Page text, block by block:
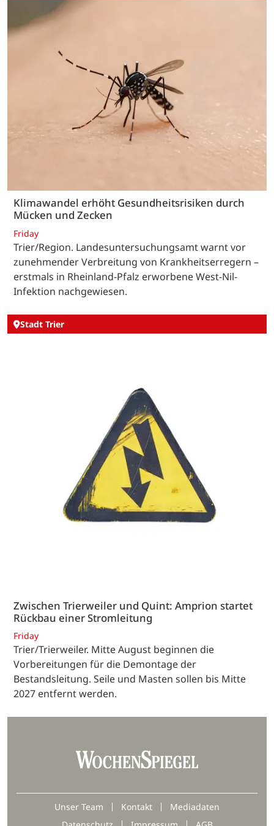
Klimawandel erhöht Gesundheitsrisiken durch
Mücken und Zecken
Friday
Trier/Region. Landesuntersuchungsamt warnt vor
zunehmender Verbreitung von Krankheitserregern –
erstmals in Rheinland-Pfalz erworbene West-Nil-
Infektion nachgewiesen.
Stadt Trier
Zwischen Trierweiler und Quint: Amprion startet
Rückbau einer Stromleitung
Friday
Trier/Trierweiler. Mitte August beginnen die
Vorbereitungen für die Demontage der
Bestandsleitung. Seile und Masten sollen bis Mitte
2027 entfernt werden.
Unser Team Kontakt
Mediadaten